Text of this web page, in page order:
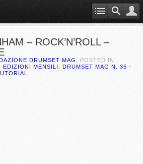
– ROCK’N’ROLL –
DRUMSET MAG
. POSTED IN
EDIZIONI MENSILI
DRUMSET MAG N. 35 -